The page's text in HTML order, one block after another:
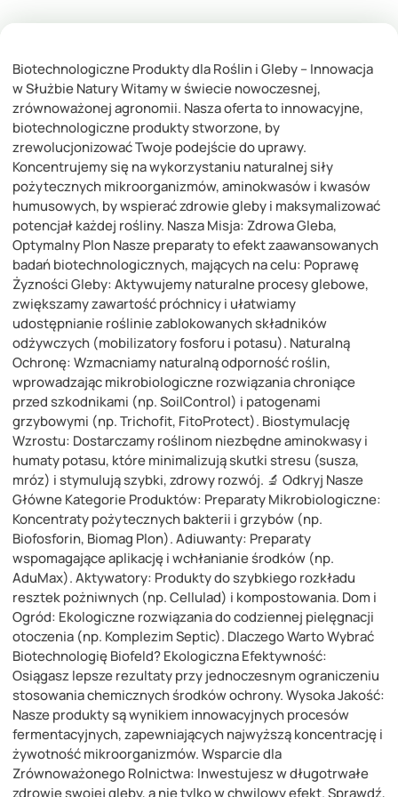
Biotechnologiczne Produkty dla Roślin i Gleby – Innowacja
w Służbie Natury Witamy w świecie nowoczesnej,
zrównoważonej agronomii. Nasza oferta to innowacyjne,
biotechnologiczne produkty stworzone, by
zrewolucjonizować Twoje podejście do uprawy.
Koncentrujemy się na wykorzystaniu naturalnej siły
pożytecznych mikroorganizmów, aminokwasów i kwasów
humusowych, by wspierać zdrowie gleby i maksymalizować
potencjał każdej rośliny. Nasza Misja: Zdrowa Gleba,
Optymalny Plon Nasze preparaty to efekt zaawansowanych
badań biotechnologicznych, mających na celu: Poprawę
Żyzności Gleby: Aktywujemy naturalne procesy glebowe,
zwiększamy zawartość próchnicy i ułatwiamy
udostępnianie roślinie zablokowanych składników
odżywczych (mobilizatory fosforu i potasu). Naturalną
Ochronę: Wzmacniamy naturalną odporność roślin,
wprowadzając mikrobiologiczne rozwiązania chroniące
przed szkodnikami (np. SoilControl) i patogenami
grzybowymi (np. Trichofit, FitoProtect). Biostymulację
Wzrostu: Dostarczamy roślinom niezbędne aminokwasy i
humaty potasu, które minimalizują skutki stresu (susza,
mróz) i stymulują szybki, zdrowy rozwój. 🔬 Odkryj Nasze
Główne Kategorie Produktów: Preparaty Mikrobiologiczne:
Koncentraty pożytecznych bakterii i grzybów (np.
Biofosforin, Biomag Plon). Adiuwanty: Preparaty
wspomagające aplikację i wchłanianie środków (np.
AduMax). Aktywatory: Produkty do szybkiego rozkładu
resztek pożniwnych (np. Cellulad) i kompostowania. Dom i
Ogród: Ekologiczne rozwiązania do codziennej pielęgnacji
otoczenia (np. Komplezim Septic). Dlaczego Warto Wybrać
Biotechnologię Biofeld? Ekologiczna Efektywność:
Osiągasz lepsze rezultaty przy jednoczesnym ograniczeniu
stosowania chemicznych środków ochrony. Wysoka Jakość:
Nasze produkty są wynikiem innowacyjnych procesów
fermentacyjnych, zapewniających najwyższą koncentrację i
żywotność mikroorganizmów. Wsparcie dla
Zrównoważonego Rolnictwa: Inwestujesz w długotrwałe
zdrowie swojej gleby, a nie tylko w chwilowy efekt. Sprawdź,